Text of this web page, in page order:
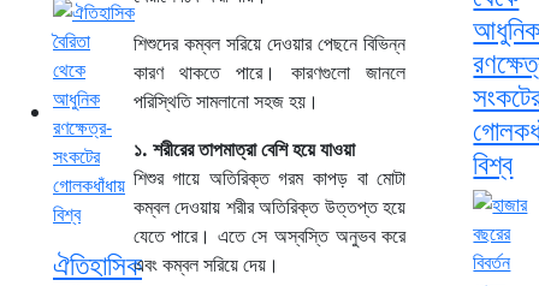
ঐতিহাসিক
শিশুদের কম্বল সরিয়ে দেওয়ার পেছনে বিভিন্ন
কারণ থাকতে পারে। কারণগুলো জানলে
পরিস্থিতি সামলানো সহজ হয়।
১. শরীরের তাপমাত্রা বেশি হয়ে যাওয়া
শিশুর গায়ে অতিরিক্ত গরম কাপড় বা মোটা
কম্বল দেওয়ায় শরীর অতিরিক্ত উত্তপ্ত হয়ে
যেতে পারে। এতে সে অস্বস্তি অনুভব করে
এবং কম্বল সরিয়ে দেয়।
বিশ্ব